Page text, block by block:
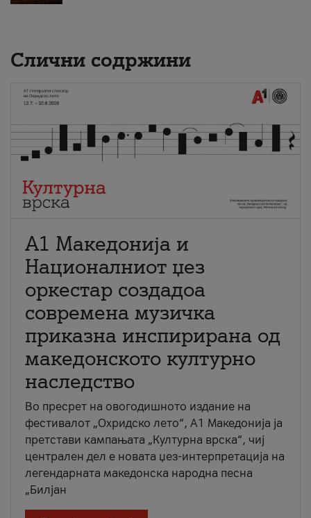
Слични содржини
А1 Македонија и
Националниот џез
оркестар создадоа
современа музичка
приказна инспирирана од
македонското културно
наследство
Во пресрет на овогодишното издание на
фестивалот „Охридско лето“, А1 Македонија ја
претстави кампањата „Културна врска“, чиј
централен дел е новата џез-интерпретација на
легендарната македонска народна песна
„Билјан